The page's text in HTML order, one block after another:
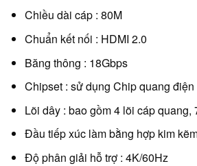
Chiều dài cáp : 80M
Chuẩn kết nối : HDMI 2.0
Băng thông : 18Gbps
Chipset : sử dụng Chip quang điện
Lõi dây : bao gồm 4 lõi cáp quang,
Đầu tiếp xúc làm bằng hợp kim
Độ phân giải hỗ trợ : 4K/60Hz